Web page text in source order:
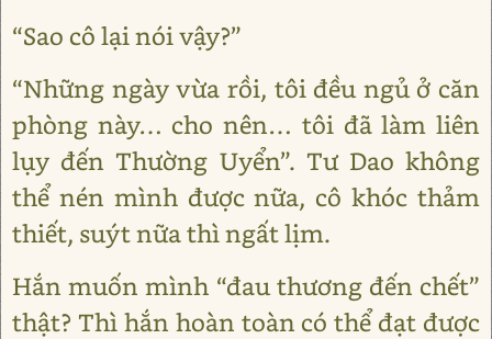
“Sao cô lại nói vậy?”
“Những ngày vừa rồi, tôi đều ngủ ở căn
phòng này… cho nên… tôi đã làm liên
lụy đến Thường Uyển”. Tư Dao không
thể nén mình được nữa, cô khóc thảm
thiết, suýt nữa thì ngất lịm.
Hắn muốn mình “đau thương đến chết”
thật? Thì hắn hoàn toàn có thể đạt được